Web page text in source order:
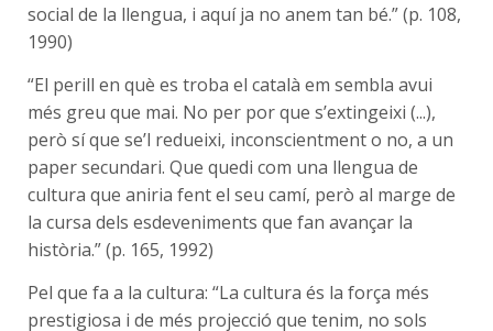
social de la llengua, i aquí ja no anem tan bé.” (p. 108,
1990)
“El perill en què es troba el català em sembla avui
més greu que mai. No per por que s’extingeixi (...),
però sí que se’l redueixi, inconscientment o no, a un
paper secundari. Que quedi com una llengua de
cultura que aniria fent el seu camí, però al marge de
la cursa dels esdeveniments que fan avançar la
història.” (p. 165, 1992)
Pel que fa a la cultura: “La cultura és la força més
prestigiosa i de més projecció que tenim, no sols